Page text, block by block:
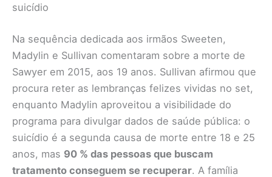
suicídio
Na sequência dedicada aos irmãos Sweeten,
Madylin e Sullivan comentaram sobre a morte de
Sawyer em 2015, aos 19 anos. Sullivan afirmou que
procura reter as lembranças felizes vividas no set,
enquanto Madylin aproveitou a visibilidade do
programa para divulgar dados de saúde pública: o
suicídio é a segunda causa de morte entre 18 e 25
anos, mas 90 % das pessoas que buscam
tratamento conseguem se recuperar. A família